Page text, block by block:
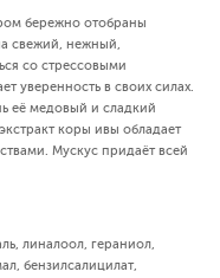
бережно отобраны
свежий, нежный,
со стрессовыми
уверенность в своих силах.
её медовый и сладкий
коры ивы обладает
Мускус придаёт всей
линалоол, гераниол,
бензилсалицилат,